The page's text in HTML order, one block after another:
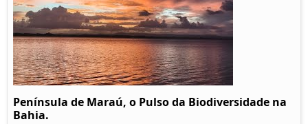
Península de Maraú, o Pulso da Biodiversidade na
Bahia.